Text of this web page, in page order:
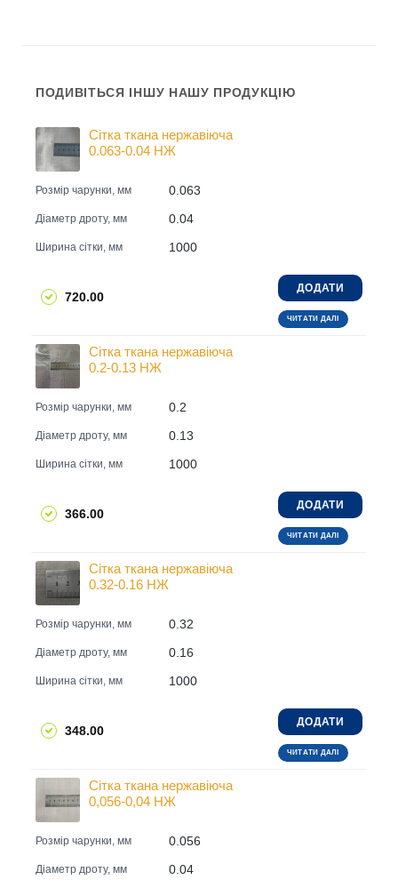
ПОДИВІТЬСЯ ІНШУ НАШУ ПРОДУКЦІЮ
Сітка ткана нержавіюча
0.063-0.04 НЖ
Розмір чарунки, мм 0.063
Діаметр дроту, мм 0.04
Ширина сітки, мм 1000
720.00
ДОДАТИ
ЧИТАТИ ДАЛІ
Сітка ткана нержавіюча
0.2-0.13 НЖ
Розмір чарунки, мм 0.2
Діаметр дроту, мм 0.13
Ширина сітки, мм 1000
366.00
ДОДАТИ
ЧИТАТИ ДАЛІ
Сітка ткана нержавіюча
0.32-0.16 НЖ
Розмір чарунки, мм 0.32
Діаметр дроту, мм 0.16
Ширина сітки, мм 1000
348.00
ДОДАТИ
ЧИТАТИ ДАЛІ
Сітка ткана нержавіюча
0,056-0,04 НЖ
Розмір чарунки, мм 0.056
Діаметр дроту, мм 0.04